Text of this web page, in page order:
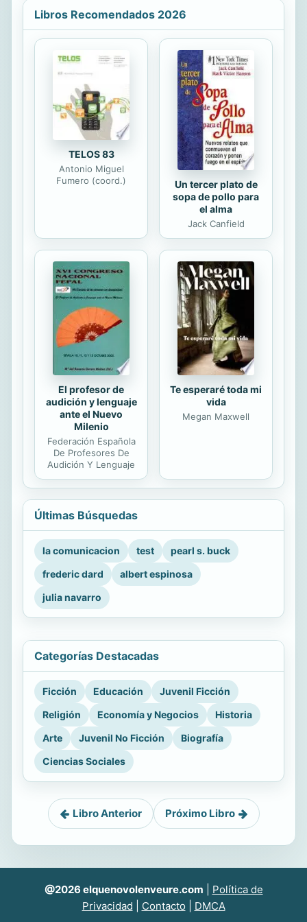
de la imagen de aventurero impulsivo
y temerario que lo caracterizó y que
ha hecho de él una leyenda del
fotoperiodismo, Capa habla de sí
mismo claramente y revela la herida
original que determinó toda su
existencia. «Si tus fotografías no son
suficientemente buenas, es que no
te has acercado bastante». ...
Libros Recomendados 2026
TELOS 83
Antonio Miguel
Fumero (coord.)
Un tercer plato de
sopa de pollo para
el alma
Jack Canfield
El profesor de
audición y lenguaje
ante el Nuevo
Milenio
Federación Española
De Profesores De
Audición Y Lenguaje
Te esperaré toda mi
vida
Megan Maxwell
Últimas Búsquedas
la comunicacion test
pearl s. buck
frederic dard
albert espinosa
julia navarro
Categorías Destacadas
Ficción Educación
Juvenil Ficción
Religión
Economía y Negocios
Historia
Arte
Juvenil No Ficción
Biografía
Ciencias Sociales
Libro Anterior Próximo Libro
@2026 elquenovolenveure.com
Política de
Privacidad
Contacto DMCA